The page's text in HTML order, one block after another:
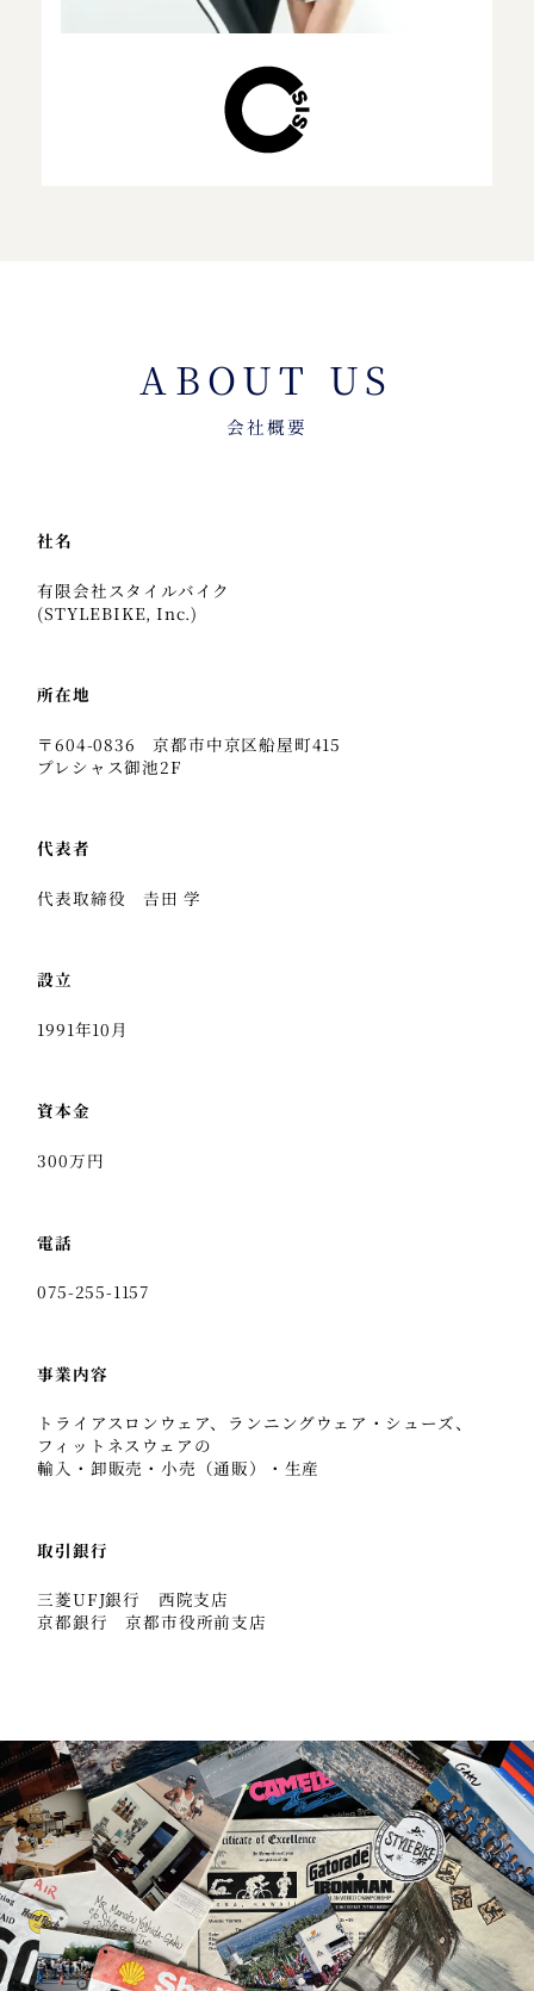
ABOUT US
会社概要
社名
有限会社スタイルバイク
(STYLEBIKE, Inc.)
所在地
〒604-0836 京都市中京区船屋町415
プレシャス御池2F
代表者
代表取締役 𠮷田 学
設立
1991年10月
資本金
300万円
電話
075-255-1157
事業内容
トライアスロンウェア、ランニングウェア・シューズ、
フィットネスウェアの
輸入・卸販売・小売（通販）・生産
取引銀行
三菱UFJ銀行 西院支店
京都銀行 京都市役所前支店